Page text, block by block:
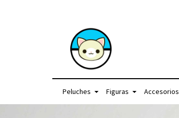
Peluches Figuras Accesorios